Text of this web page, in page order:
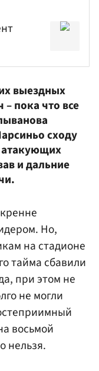
выездных
пока что все
сходу
атакующих
и дальние
Но,
на стадионе
тайма сбавили
при этом не
не могли
восьмой
нельзя.